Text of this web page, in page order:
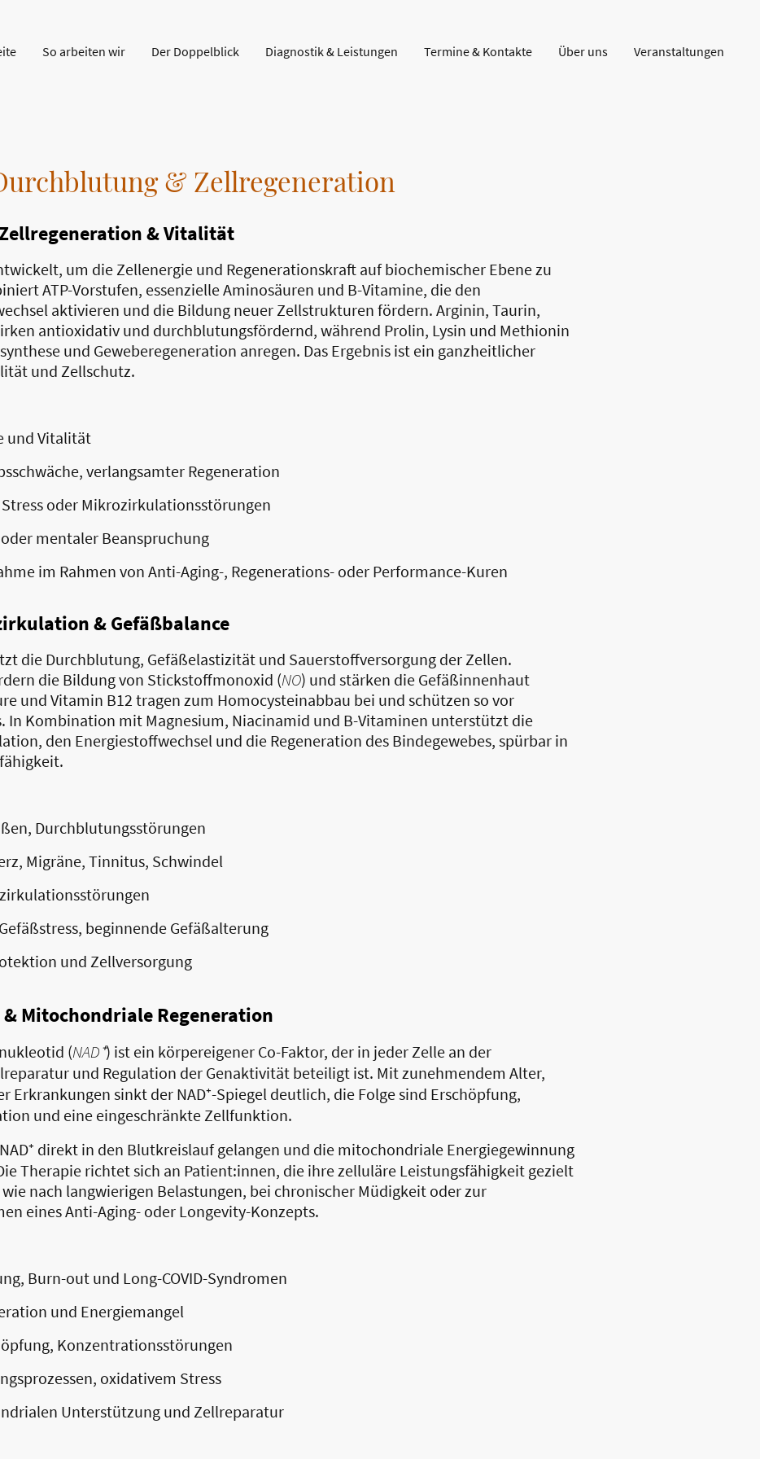
So arbeiten wir Der Doppelblick Diagnostik & Leistungen Termine & Kontakte Über uns Veranstaltungen
& Zellregeneration
& Vitalität
um die Zellenergie und Regenerationskraft auf biochemischer Ebene zu
ATP-Vorstufen, essenzielle Aminosäuren und B-Vitamine, die den
aktivieren und die Bildung neuer Zellstrukturen fördern. Arginin, Taurin,
antioxidativ und durchblutungsfördernd, während Prolin, Lysin und Methionin
und Geweberegeneration anregen. Das Ergebnis ist ein ganzheitlicher
und Zellschutz.
und Vitalität
verlangsamter Regeneration
oder Mikrozirkulationsstörungen
mentaler Beanspruchung
im Rahmen von Anti-Aging-, Regenerations- oder Performance-Kuren
& Gefäßbalance
die Durchblutung, Gefäßelastizität und Sauerstoffversorgung der Zellen.
die Bildung von Stickstoffmonoxid (NO) und stärken die Gefäßinnenhaut
und Vitamin B12 tragen zum Homocysteinabbau bei und schützen so vor
In Kombination mit Magnesium, Niacinamid und B-Vitaminen unterstützt die
den Energiestoffwechsel und die Regeneration des Bindegewebes, spürbar in
Durchblutungsstörungen
Migräne, Tinnitus, Schwindel
beginnende Gefäßalterung
und Zellversorgung
& Mitochondriale Regeneration
(NAD⁺) ist ein körpereigener Co-Faktor, der in jeder Zelle an der
und Regulation der Genaktivität beteiligt ist. Mit zunehmendem Alter,
Erkrankungen sinkt der NAD⁺-Spiegel deutlich, die Folge sind Erschöpfung,
und eine eingeschränkte Zellfunktion.
direkt in den Blutkreislauf gelangen und die mitochondriale Energiegewinnung
Therapie richtet sich an Patient:innen, die ihre zelluläre Leistungsfähigkeit gezielt
nach langwierigen Belastungen, bei chronischer Müdigkeit oder zur
eines Anti-Aging- oder Longevity-Konzepts.
Burn-out und Long-COVID-Syndromen
und Energiemangel
Konzentrationsstörungen
oxidativem Stress
Unterstützung und Zellreparatur